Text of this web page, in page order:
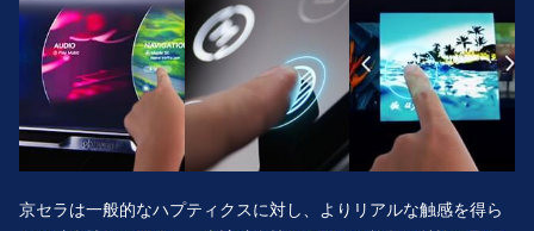
京セラは一般的なハプティクスに対し、よりリアルな触感を得ら